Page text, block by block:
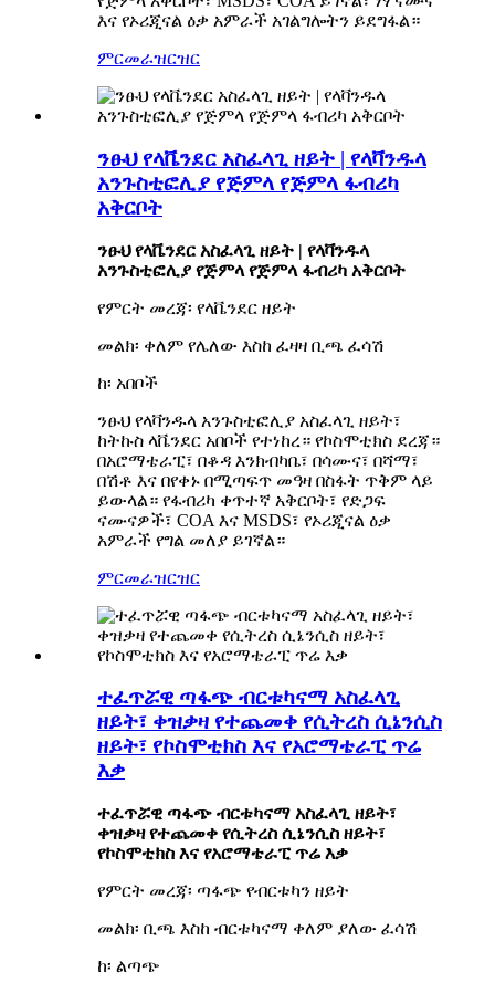
እና የኦሪጂናል ዕቃ አምራች አገልግሎትን ይደግፋል።
ምርመራዝርዝር
ንፁህ የላቬንደር አስፈላጊ ዘይት | የላቫንዱላ
አንጉስቲፎሊያ የጅምላ የጅምላ ፋብሪካ
አቅርቦት
ንፁህ የላቬንደር አስፈላጊ ዘይት | የላቫንዱላ
አንጉስቲፎሊያ የጅምላ የጅምላ ፋብሪካ አቅርቦት
የምርት መረጃ፡ የላቬንደር ዘይት
መልክ፡ ቀለም የሌለው እስከ ፈዛዛ ቢጫ ፈሳሽ
ከ፡ አበቦች
ንፁህ የላቫንዱላ አንጉስቲፎሊያ አስፈላጊ ዘይት፣
ከትኩስ ላቬንደር አበቦች የተነከረ። የኮስሞቲክስ ደረጃ።
በአሮማቴራፒ፣ በቆዳ እንክብካቤ፣ በሳሙና፣ በሻማ፣
በሽቶ እና በየቀኑ በሚጣፍጥ መዓዛ በስፋት ጥቅም ላይ
ይውላል። የፋብሪካ ቀጥተኛ አቅርቦት፣ የድጋፍ
ናሙናዎች፣ COA እና MSDS፣ የኦሪጂናል ዕቃ
አምራች የግል መለያ ይገኛል።
ምርመራዝርዝር
ተፈጥሯዊ ጣፋጭ ብርቱካናማ አስፈላጊ
ዘይት፣ ቀዝቃዛ የተጨመቀ የሲትረስ ሲኔንሲስ
ዘይት፣ የኮስሞቲክስ እና የአሮማቴራፒ ጥሬ
እቃ
ተፈጥሯዊ ጣፋጭ ብርቱካናማ አስፈላጊ ዘይት፣
ቀዝቃዛ የተጨመቀ የሲትረስ ሲኔንሲስ ዘይት፣
የኮስሞቲክስ እና የአሮማቴራፒ ጥሬ እቃ
የምርት መረጃ፡ ጣፋጭ የብርቱካን ዘይት
መልክ፡ ቢጫ እስከ ብርቱካናማ ቀለም ያለው ፈሳሽ
ከ፡ ልጣጭ